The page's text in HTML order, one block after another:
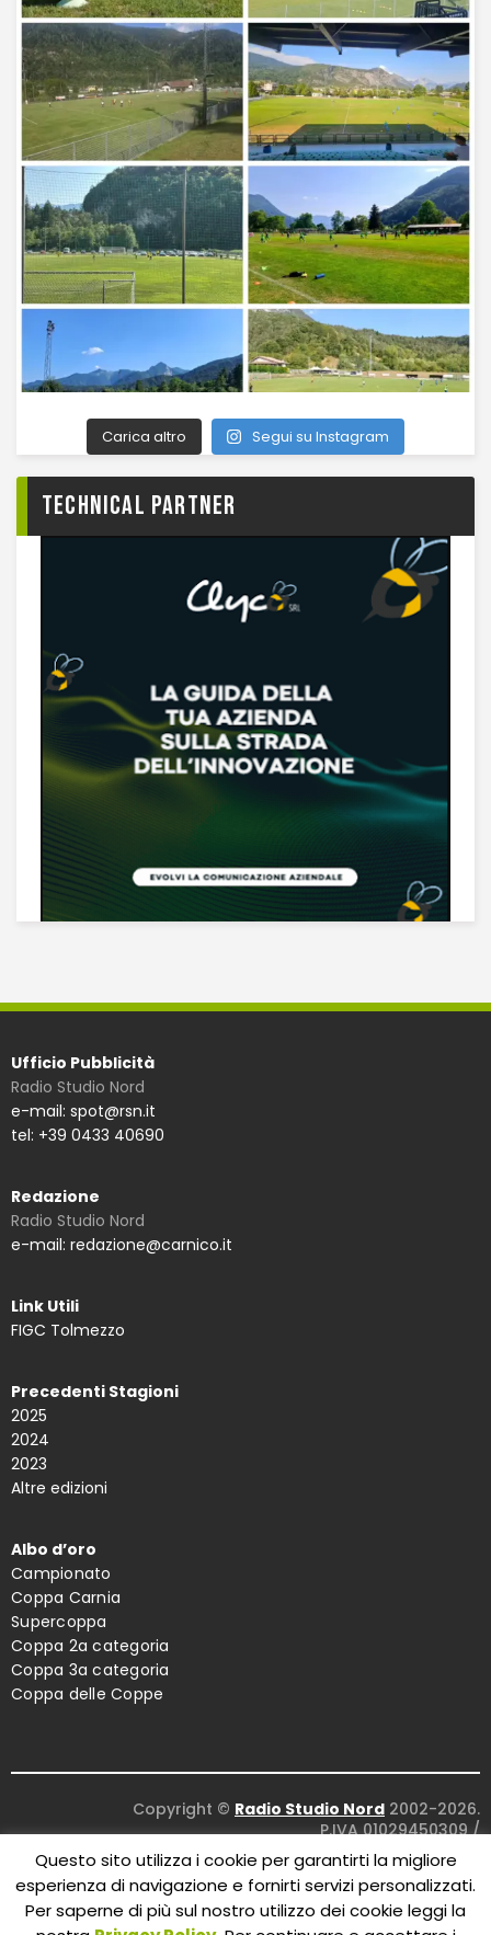
Carica altro Segui su Instagram
TECHNICAL PARTNER
Ufficio Pubblicità
Radio Studio Nord
e-mail: spot@rsn.it
tel: +39 0433 40690
Redazione
Radio Studio Nord
e-mail: redazione@carnico.it
Link Utili
FIGC Tolmezzo
Precedenti Stagioni
2025
2024
2023
Altre edizioni
Albo d’oro
Campionato
Coppa Carnia
Supercoppa
Coppa 2a categoria
Coppa 3a categoria
Coppa delle Coppe
Copyright © Radio Studio Nord 2002-2026.
P.IVA 01029450309/
Concept and design:Five Studio
Maintenance:Clyco SRL. All Rights Reserved.
Questo sito utilizza i cookie per garantirti la migliore
esperienza di navigazione e fornirti servizi personalizzati.
Per saperne di più sul nostro utilizzo dei cookie leggi la